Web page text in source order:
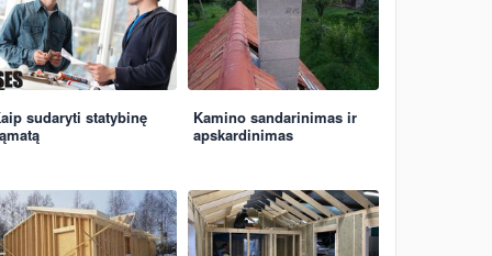
sudaryti statybinę
Kamino sandarinimas ir
apskardinimas